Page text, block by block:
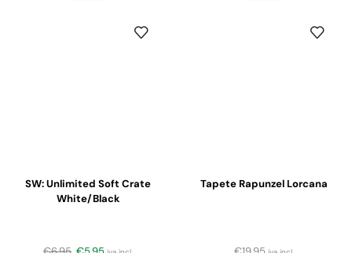
SW: Unlimited Soft Crate
White/Black
Tapete Rapunzel Lorcana